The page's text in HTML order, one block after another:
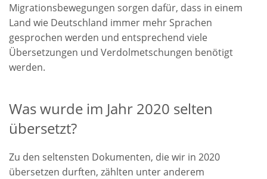
Migrationsbewegungen sorgen dafür, dass in einem
Land wie Deutschland immer mehr Sprachen
gesprochen werden und entsprechend viele
Übersetzungen und Verdolmetschungen benötigt
werden.
Was wurde im Jahr 2020 selten
übersetzt?
Zu den seltensten Dokumenten, die wir in 2020
übersetzen durften, zählten unter anderem